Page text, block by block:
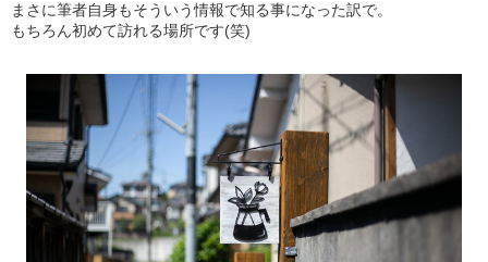
まさに筆者自身もそういう情報で知る事になった訳で。
もちろん初めて訪れる場所です(笑)